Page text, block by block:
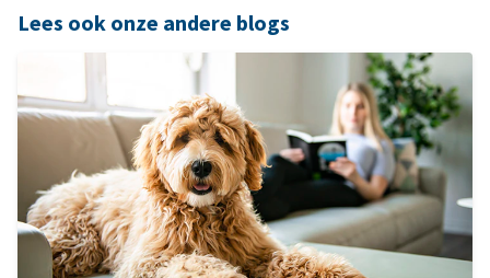
Lees ook onze andere blogs